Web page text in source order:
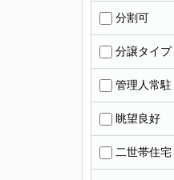
分割可
分譲タイプ
管理人常駐
眺望良好
二世帯住宅